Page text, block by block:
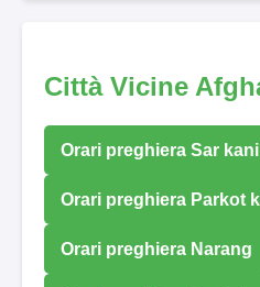
Città Vicine
Orari preghiera Sar kani
Orari preghiera Parkot
Orari preghiera Narang